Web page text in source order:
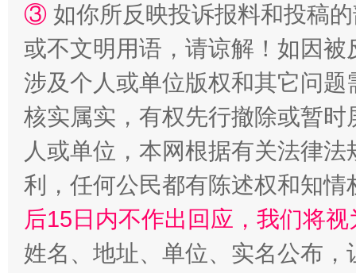
“蜀中异人”王建安的艺术幻境
完善运行机制助力责任有效落实 一纸欠
③ 如你所反映投诉报料和投稿
或不文明用语，请谅解！如因
涉及个人或单位版权和其它问题
核实属实，有权先行撤除或暂
人或单位，本网根据有关法律
利，任何公民都有陈述权和知情
后15日内不作出回应，我们将
姓名、地址、单位、实名公布